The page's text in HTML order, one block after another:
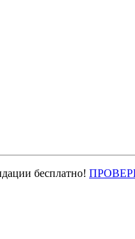
бесплатно!